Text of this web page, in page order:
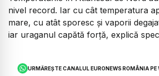
nivel record. Iar cu cât temperatura
mare, cu atât sporesc și vaporii
iar uraganul capătă forță, explică
URMĂREȘTE CANALUL EURONEWS ROMÂNIA